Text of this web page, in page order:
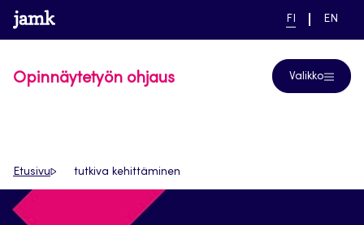
Siirry
suoraan
www.jamk.fi linkki pääsivustolle
NYKYINEN
FI
VAIHDA
EN
Opinnäytetyön ohjaus Valikko
Etusivu tutkiva kehittäminen